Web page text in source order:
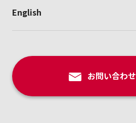
展示会に出展します！
English
お問い合わせ